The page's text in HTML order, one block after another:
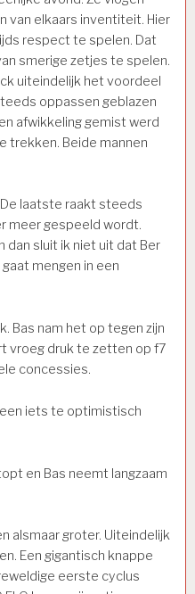
van elkaars inventiteit. Hier
respect te spelen. Dat
smerige zetjes te spelen.
uiteindelijk het voordeel
oppassen geblazen
afwikkeling gemist werd
trekken. Beide mannen
De laatste raakt steeds
meer gespeeld wordt.
dan sluit ik niet uit dat Ber
mengen in een
Bas nam het op tegen zijn
vroeg druk te zetten op f7
concessies.
iets te optimistisch
en Bas neemt langzaam
alsmaar groter. Uiteindelijk
Een gigantisch knappe
eerste cyclus